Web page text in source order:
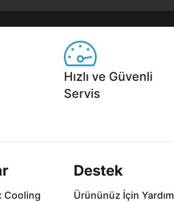
Hızlı ve Güvenli
Servis
Cooling
Destek
Ürününüz İçin Yardım